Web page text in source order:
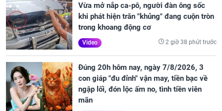
Vừa mở nắp ca-pô, người đàn ông sốc
khi phát hiện trăn "khủng" đang cuộn tròn
trong khoang động cơ
Video 2 giờ 38 phút trước
Đúng 20h hôm nay, ngày 7/8/2026, 3
con giáp "đu đỉnh" vận may, tiền bạc về
ngập lối, đón lộc ấm no, tình tiền viên
mãn